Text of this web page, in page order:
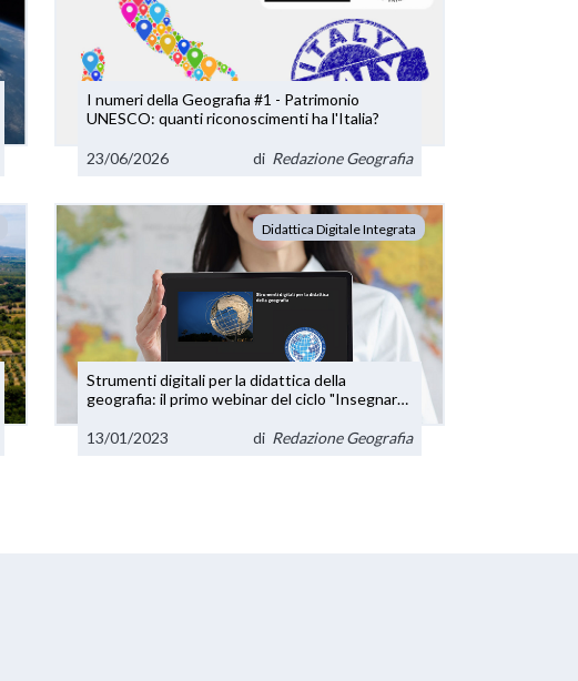
I numeri della Geografia #1 - Patrimonio
UNESCO: quanti riconoscimenti ha l'Italia?
23/06/2026 di Redazione Geografia
Didattica Digitale Integrata
Strumenti digitali per la didattica della
geografia: il primo webinar del ciclo "Insegnare
13/01/2023
di Redazione Geografia